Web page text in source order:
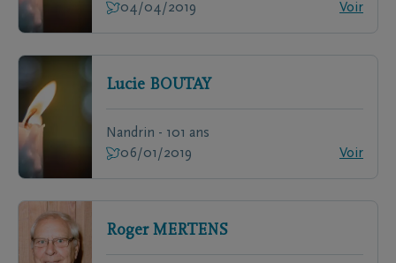
04/04/2019
Voir
Lucie BOUTAY
Nandrin - 101 ans
06/01/2019
Voir
Roger MERTENS